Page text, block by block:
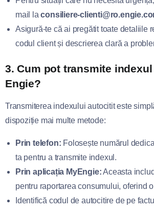
mail laconsiliere-
Asigură-te că ai pregătit toate detaliile
codul client și descrierea clară a
3.Cum pot transmite
Engie?
Transmiterea indexului autocitit este
dispoziție mai multe metode:
Prin telefon: Folosește numărul
ta pentru a transmite indexul.
Prin aplicația MyEngie:Aceasta
pentru raportarea consumului, oferind
Identifică codul de autocitire de pe